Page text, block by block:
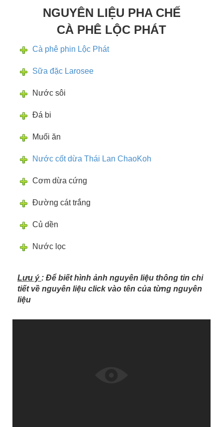
NGUYÊN LIỆU PHA CHẾ
CÀ PHÊ LỘC PHÁT
Cà phê phin Lộc Phát
Sữa đặc Larosee
Nước sôi
Đá bi
Muối ăn
Nước cốt dừa Thái Lan ChaoKoh
Cơm dừa cứng
Đường cát trắng
Củ dền
Nước lọc
Lưu ý : Để biết hình ảnh nguyên liệu thông tin chi
tiết về nguyên liệu click vào tên của từng nguyên
liệu